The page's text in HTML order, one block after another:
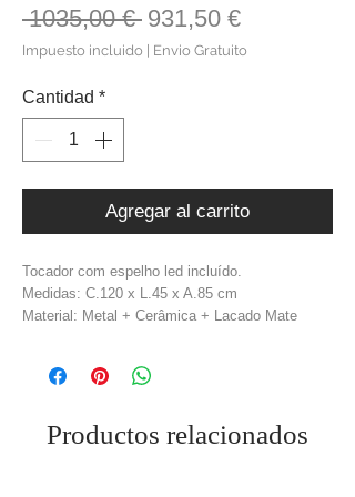
1035,00 € Precio
931,50 €Precio
de
Impuesto incluido Envio Gratuito
Cantidad *
Agregar al carrito
Tocador com espelho led incluído.
Medidas: C.120 x L.45 x A.85 cm
Material: Metal + Cerâmica + Lacado Mate
Productos relacionados